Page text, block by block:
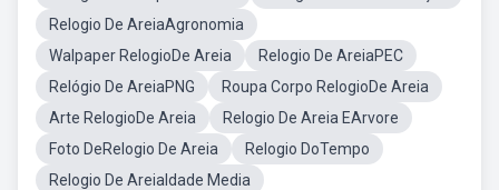
Relogio De AreiaAgronomia
Walpaper RelogioDe Areia
Relogio De AreiaPEC
Relógio De AreiaPNG
Roupa Corpo RelogioDe Areia
Arte RelogioDe Areia
Relogio De Areia EArvore
Foto DeRelogio De Areia
Relogio DoTempo
Relogio De AreiaIdade Media